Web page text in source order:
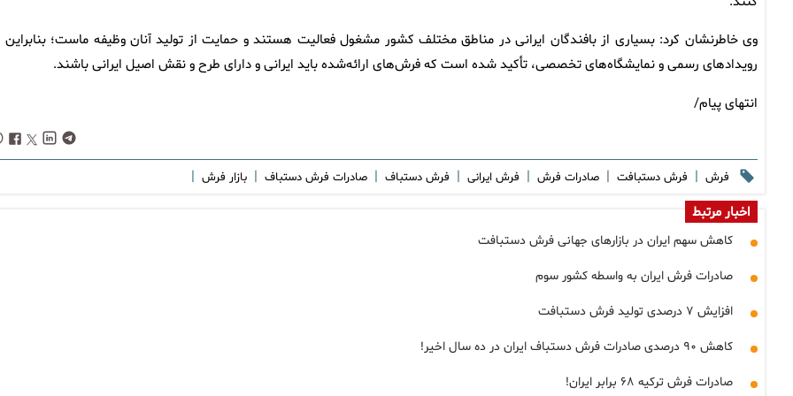
وی خاطرنشان کرد: بسیاری از بافندگان ایرانی در مناطق مختلف کشور مشغول فعالیت هستند و حمایت از تولید آنان وظیفه ماست؛ بنابراین
رویدادهای رسمی و نمایشگاه‌های تخصصی، تأکید شده است که فرش‌های ارائه‌شده باید ایرانی و دارای طرح و نقش اصیل ایرانی باشند.
انتهای پیام/
فرش | فرش دستبافت | صادرات فرش | فرش ایرانی | فرش دستباف | صادرات فرش دستباف | بازار فرش |
اخبار مرتبط
کاهش سهم ایران در بازارهای جهانی فرش دستبافت
صادرات فرش ایران به واسطه کشور سوم
افزایش ۷ درصدی تولید فرش دستبافت
کاهش ۹۰ درصدی صادرات فرش دستباف ایران در ده سال اخیر!
صادرات فرش ترکیه ۶۸ برابر ایران!